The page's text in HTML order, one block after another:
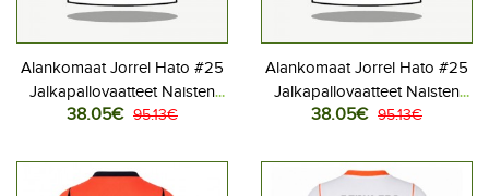
Alankomaat Jorrel Hato #25
Jalkapallovaatteet Naisten
Kotipaita MM-kisat 2026
38.05€ 95.13€
Alankomaat Jorrel Hato #25
Jalkapallovaatteet Naisten
Vieraspaita MM-kisat 2026
38.05€ 95.13€